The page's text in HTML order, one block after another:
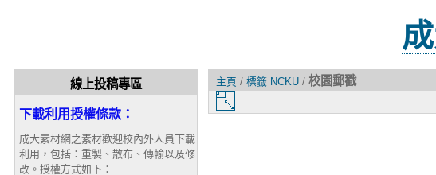
線上投稿專區
下載利用授權條款：
成大素材網之素材歡迎校內外人員下載
利用，包括：重製、散布、傳輸以及修
改。授權方式如下：
主頁 / 標籤 NCKU / 校園郵戳
片